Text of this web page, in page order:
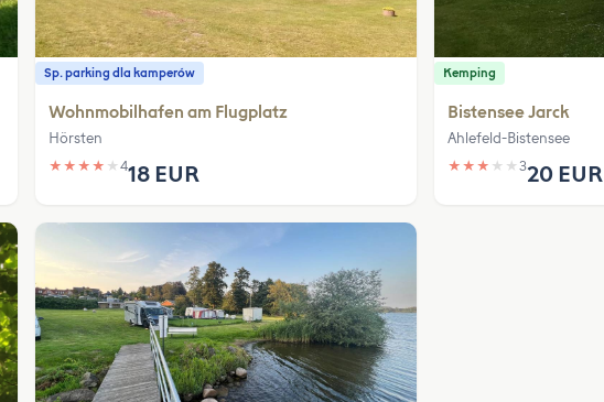
Sp. parking dla kamperów
Wohnmobilhafen am Flugplatz
Hörsten
★ ★ ★ ★ ★418 EUR
Kemping
Bistensee Jarck
Ahlefeld-Bistensee
★ ★ ★ ★ ★ 320 EUR